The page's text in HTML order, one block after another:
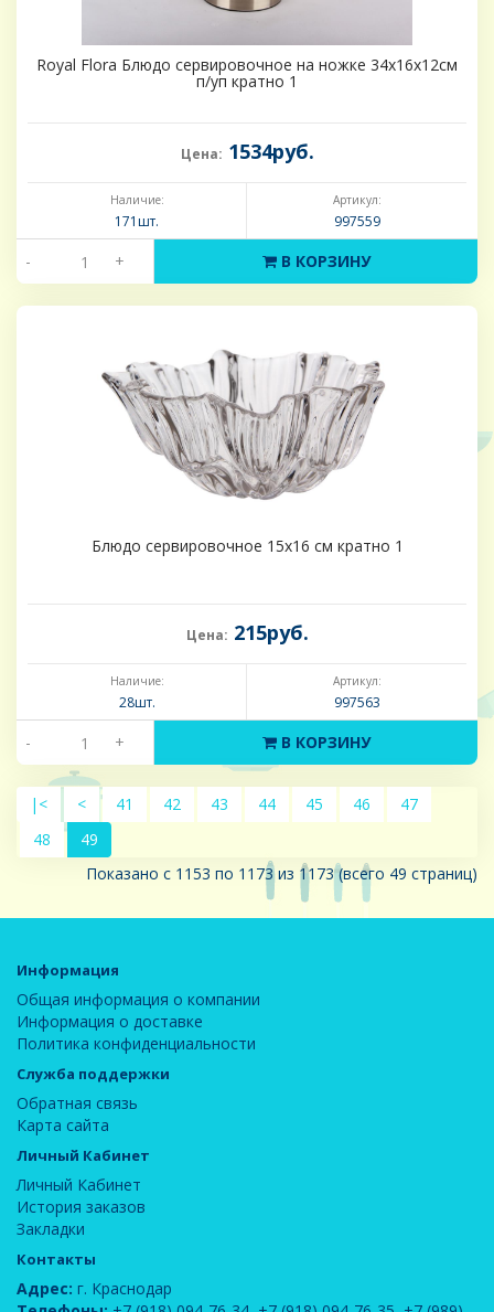
Royal Flora Блюдо сервировочное на ножке 34х16х12см
п/уп кратно 1
Цена: 1534руб.
Наличие:
171шт.
Артикул:
997559
- + В КОРЗИНУ
Блюдо сервировочное 15х16 см кратно 1
Цена: 215руб.
Наличие:
28шт.
Артикул:
997563
- + В КОРЗИНУ
|< < 41 42 43 44 45 46
47
48
49
Показано с 1153 по 1173 из 1173 (всего 49 страниц)
Информация
Общая информация о компании
Информация о доставке
Политика конфиденциальности
Служба поддержки
Обратная связь
Карта сайта
Личный Кабинет
Личный Кабинет
История заказов
Закладки
Контакты
Адрес: г. Краснодар